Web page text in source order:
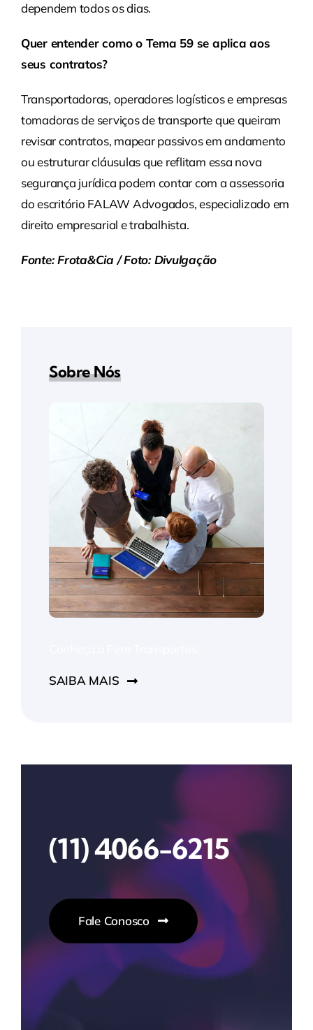
dependem todos os dias.
Quer entender como o Tema 59 se aplica aos
seus contratos?
Transportadoras, operadores logísticos e empresas
tomadoras de serviços de transporte que queiram
revisar contratos, mapear passivos em andamento
ou estruturar cláusulas que reflitam essa nova
segurança jurídica podem contar com a assessoria
do escritório FALAW Advogados, especializado em
direito empresarial e trabalhista.
Fonte: Frota&Cia / Foto: Divulgação
Sobre Nós
SAIBA MAIS
(11) 4066-6215
Fale Conosco